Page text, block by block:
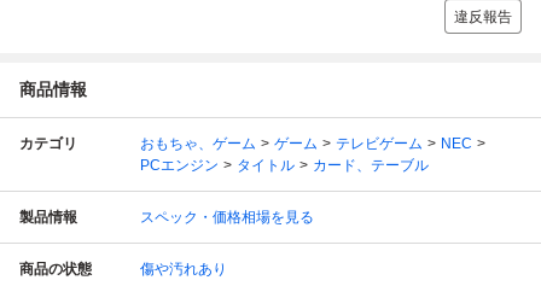
違反報告
商品情報
カテゴリ おもちゃ、ゲーム ゲーム テレビゲーム
NEC
PCエンジン
タイトル カード、テーブル
製品情報 スペック・価格相場を見る
商品の状態 傷や汚れあり